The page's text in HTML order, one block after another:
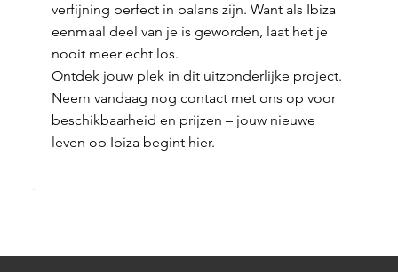
verfijning perfect in balans zijn. Want als Ibiza
eenmaal deel van je is geworden, laat het je
nooit meer echt los.
Ontdek jouw plek in dit uitzonderlijke project.
Neem vandaag nog contact met ons op voor
beschikbaarheid en prijzen – jouw nieuwe
leven op Ibiza begint hier.